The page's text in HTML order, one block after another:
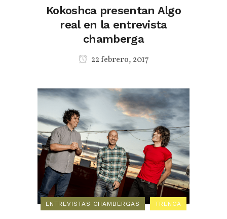
Kokoshca presentan Algo
real en la entrevista
chamberga
22 febrero, 2017
ENTREVISTAS CHAMBERGAS TRENCA